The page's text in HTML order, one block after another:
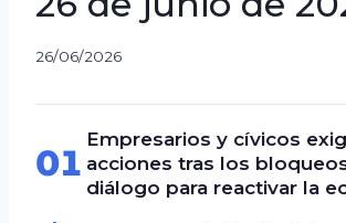
26/06/2026
01
Empresarios y cívicos
acciones tras los
diálogo para reactivar la